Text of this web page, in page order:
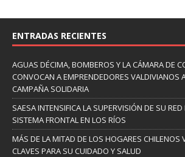
ENTRADAS RECIENTES
AGUAS DÉCIMA, BOMBEROS Y LA CÁMARA DE
CONVOCAN A EMPRENDEDORES VALDIVIANOS
CAMPAÑA SOLIDARIA
SAESA INTENSIFICA LA SUPERVISIÓN DE SU RED
SISTEMA FRONTAL EN LOS RÍOS
MÁS DE LA MITAD DE LOS HOGARES CHILENOS
CLAVES PARA SU CUIDADO Y SALUD